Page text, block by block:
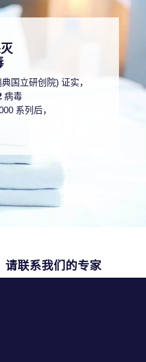
国立研创院) 证实，
病毒
系列后，
请联系我们的专家